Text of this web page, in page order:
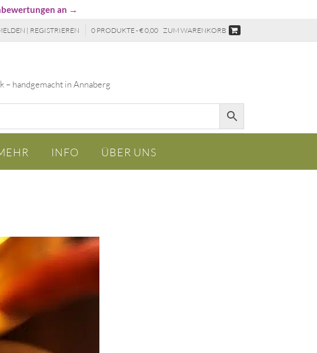
an →
| REGISTRIEREN 0 PRODUKTE - € 0,00 ZUM WARENKORB
handgemacht in Annaberg
INFO ÜBER UNS